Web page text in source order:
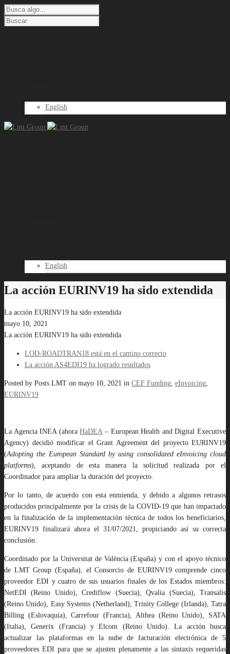
English
English
La acción EURINV19 ha sido extendida
La acción EURINV19 ha sido extendida
mayo 10, 2021
La acción EURINV19 ha sido extendida
LOD-ROADTRAN18 está en el camino correcto
La acción AS4EDI19 ha logrado resultados
Posted by Posts LMT on mayo 10, 2021 in CEF Funding, eInvoicing,
EURINV19
La Agencia INEA (ahoraHaDEA– European Health and Digital Executive
Agency) decidió modificar el Grant Agreement del proyecto EURINV19
(Adopting the European Standard by using consolidated eInvoicing cloud
platforms), aceptando de esta manera la solicitud realizada por el
Coordinador para ampliar la duración del proyecto.
Por lo tanto, de acuerdo con esta enmienda, y debido a algunos retrasos
producidos principalmente por la crisis de la COVID-19 que han impactado
en la finalización de la implementación técnica de todos los beneficiarios,
EURINV19 finalizará ahora el 31/07/2021, propiciando así su correcta
conclusión.
Coordinado por la Universitat de València (España) y con el apoyo técnico
de LMT Group (España), el Consorcio de EURINV19 comprende cinco
proveedor EDI y cuatro de sus usuarios finales de los Estados miembros:
NetEDI (Reino Unido), Crediflow (Suecia), Qvalia (Suecia), Transalis
(Reino Unido), Easy Systems (Netherland), Trinity College (Irlanda), Tatra
Billing (Eslovaquia), Carrefour (Francia), Althea (Reino Unido), SATA
(Italia), Generix (Francia) y Elcom (Reino Unido). La acción busca
actualizar las plataformas en la nube de facturación electrónica de 5
proveedores EDI para que se ajusten plenamente a las sintaxis requeridas